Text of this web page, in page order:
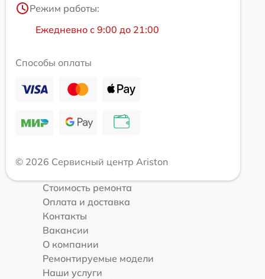
Режим работы:
Ежедневно с 9:00 до 21:00
Способы оплаты
© 2026 Сервисный центр Ariston
Стоимость ремонта
Оплата и доставка
Контакты
Вакансии
О компании
Ремонтируемые модели
Наши услуги